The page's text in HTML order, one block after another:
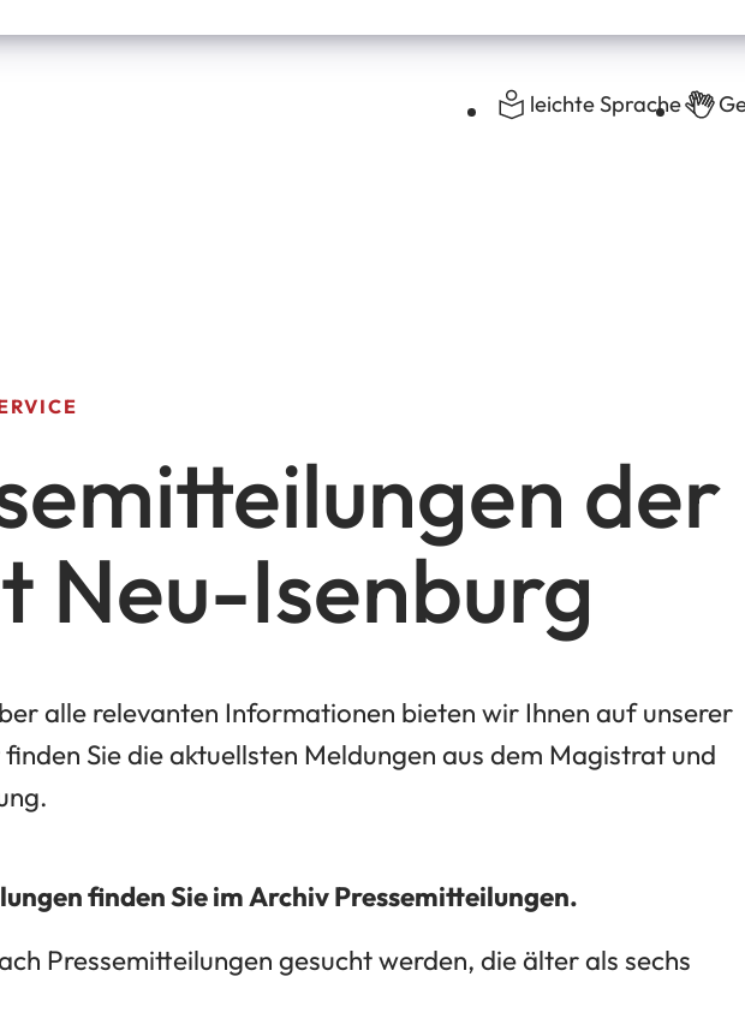
leichte Sprache
der
Neu-Isenburg
alle relevanten Informationen bieten wir Ihnen auf unserer
Sie die aktuellsten Meldungen aus dem Magistrat und
finden Sie im Archiv Pressemitteilungen.
Pressemitteilungen gesucht werden, die älter als sechs